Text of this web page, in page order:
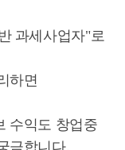
과세사업자"로
하면
수익도 창업중